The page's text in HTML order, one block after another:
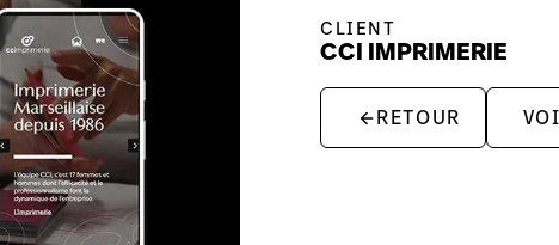
CLIENT
CCI IMPRIMERIE
RETOUR